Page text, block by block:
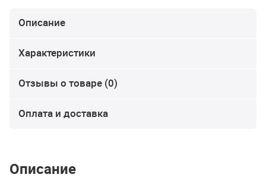
Описание
Характеристики
Отзывы о товаре (0)
Оплата и доставка
Описание